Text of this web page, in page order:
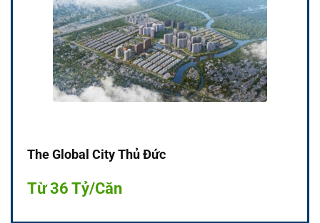
The Global City Thủ Đức
Từ 36 Tỷ/Căn